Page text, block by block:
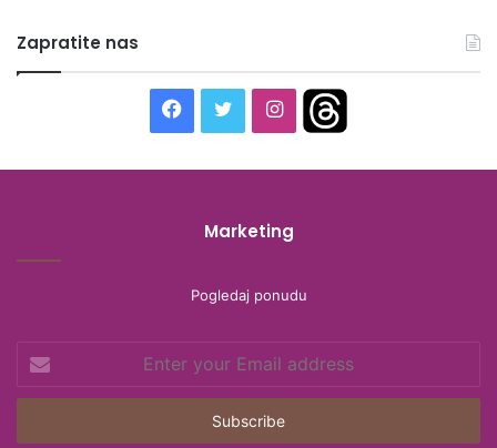
Zapratite nas
Facebook
TwitterInstagram
Marketing
Pogledaj ponudu
your
Email